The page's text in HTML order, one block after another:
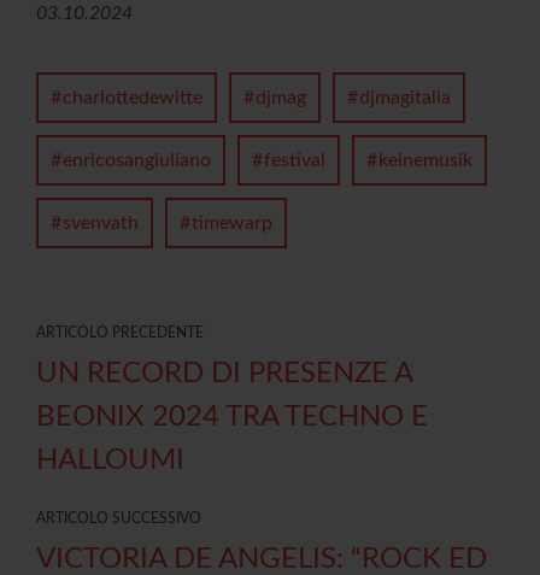
03.10.2024
charlottedewitte djmag djmagitalia
enricosangiuliano festival keinemusik
svenvath timewarp
ARTICOLO PRECEDENTE
UN RECORD DI PRESENZE A
BEONIX 2024 TRA TECHNO E
HALLOUMI
ARTICOLO SUCCESSIVO
VICTORIA DE ANGELIS: “ROCK ED